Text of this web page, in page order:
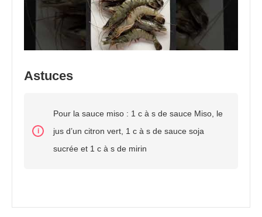
Astuces
Pour la sauce miso : 1 c à s de sauce Miso, le
jus d’un citron vert, 1 c à s de sauce soja
sucrée et 1 c à s de mirin